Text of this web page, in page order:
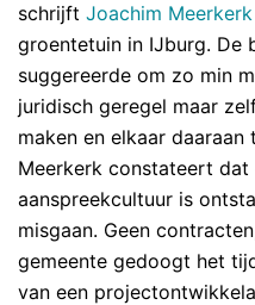
schrijft Joachim Meerkerk
groentetuin in IJburg. De
suggereerde om zo min
juridisch geregel maar
maken en elkaar daaraan
Meerkerk constateert dat
aanspreekcultuur is
misgaan. Geen
gemeente gedoogt het
van een